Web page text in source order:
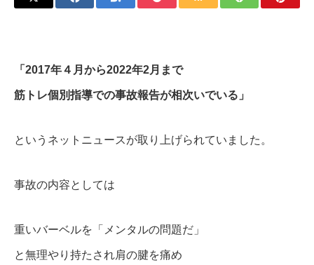
「2017年４月から2022年2月まで
筋トレ個別指導での事故報告が相次いでいる」
というネットニュースが取り上げられていました。
事故の内容としては
重いバーベルを「メンタルの問題だ」
と無理やり持たされ肩の腱を痛め